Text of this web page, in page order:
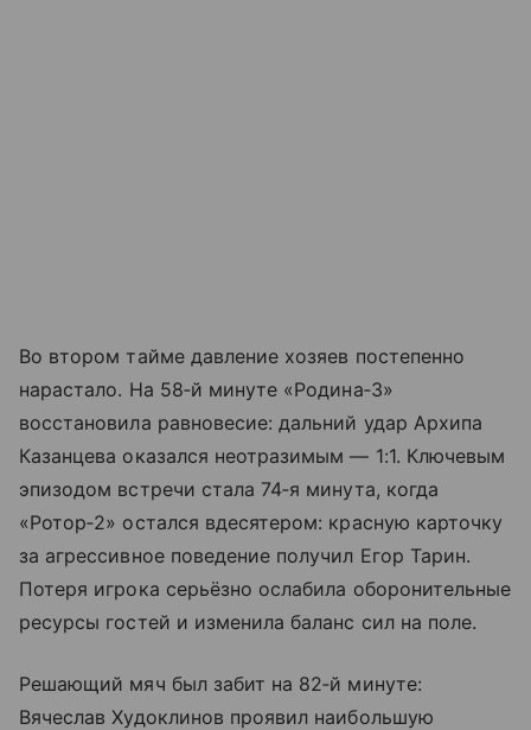
Во втором тайме давление хозяев постепенно
нарастало. На 58‑й минуте «Родина‑3»
восстановила равновесие: дальний удар Архипа
Казанцева оказался неотразимым — 1:1. Ключевым
эпизодом встречи стала 74‑я минута, когда
«Ротор‑2» остался вдесятером: красную карточку
за агрессивное поведение получил Егор Тарин.
Потеря игрока серьёзно ослабила оборонительные
ресурсы гостей и изменила баланс сил на поле.
Решающий мяч был забит на 82‑й минуте:
Вячеслав Худоклинов проявил наибольшую